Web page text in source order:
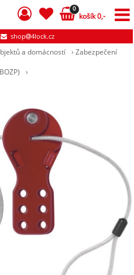
a domácností ›Zabezpečení
›
0
košík 0,-
shop 4lock.cz